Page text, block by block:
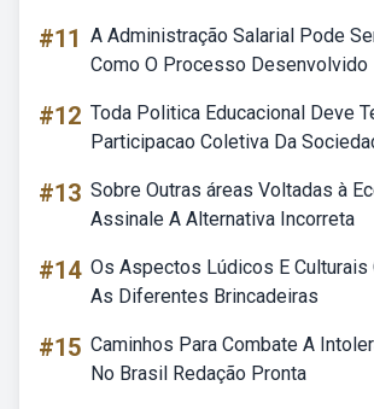
#11 A Administração Salarial Pode
Como O Processo Desenvolvido
#12 Toda Politica Educacional Deve
Participacao Coletiva Da
#13 Sobre Outras áreas Voltadas à
Assinale A Alternativa Incorreta
#14 Os Aspectos Lúdicos E Culturais
As Diferentes Brincadeiras
#15 Caminhos Para Combate A
No Brasil Redação Pronta